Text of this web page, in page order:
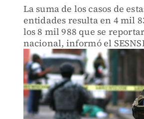
La suma de los casos de
entidades resulta en 4 mil
los 8 mil 988 que se
nacional, informó el